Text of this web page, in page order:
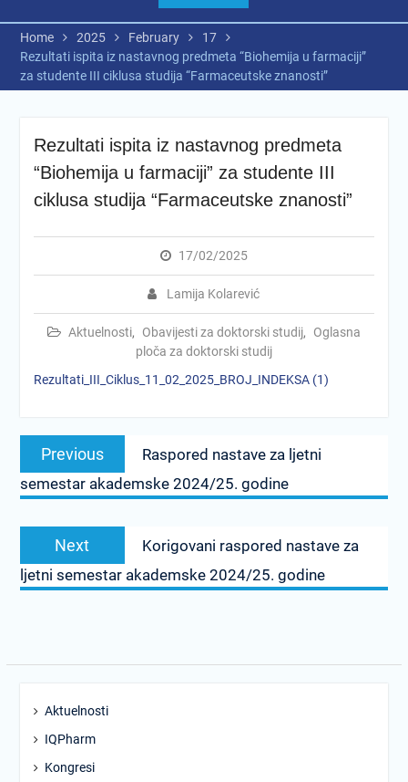
Home 2025 February
17
Rezultati ispita iz nastavnog predmeta “Biohemija u farmaciji”
za studente III ciklusa studija “Farmaceutske znanosti”
Rezultati ispita iz nastavnog predmeta
“Biohemija u farmaciji” za studente III
ciklusa studija “Farmaceutske znanosti”
17/02/2025
Lamija Kolarević
Aktuelnosti, Obavijesti za doktorski studij,
Oglasna
ploča za doktorski studij
Rezultati_III_Ciklus_11_02_2025_BROJ_INDEKSA (1)
Post
navigation
Previous
post:
Raspored nastave za ljetni
semestar akademske 2024/25. godine
Next
Next
post:
Korigovani raspored nastave za
ljetni semestar akademske 2024/25. godine
Aktuelnosti
IQPharm
Kongresi